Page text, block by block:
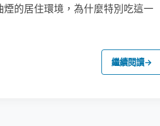
的居住環境，為什麼特別吃這一
繼續閱讀→